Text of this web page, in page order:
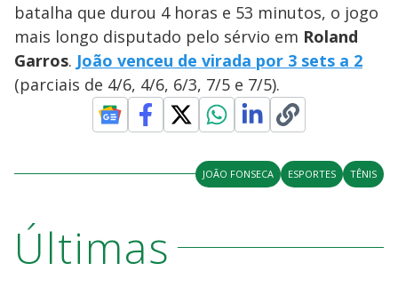
batalha que durou 4 horas e 53 minutos, o jogo
mais longo disputado pelo sérvio em Roland
Garros. João venceu de virada por 3 sets a 2
(parciais de 4/6, 4/6, 6/3, 7/5 e 7/5).
JOÃO FONSECA ESPORTES TÊNIS
Últimas